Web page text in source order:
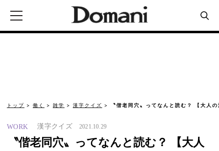
トップ 働く 雑学 漢字クイズ 〝偕老同穴〟ってなんと読む？ 【大人
WORK 漢字クイズ 2021.10.29
〝偕老同穴〟ってなんと読む？ 【大人